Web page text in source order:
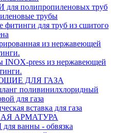
полипропиленовых труб
трубы
для труб из сшитого
из нержавеющей
INOX-press из нержавеющей
ДЛЯ ГАЗА
поливинилхлоридный
для газа
вставка для газа
АРМАТУРА
ванны - обвязка